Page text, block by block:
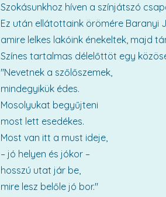
Szokásunkhoz híven a színjátszó
Ez után ellátottaink örömére Baranyi
amire lelkes lakóink énekeltek, majd
Színes tartalmas délelőttöt egy
"Nevetnek a szőlőszemek,
mindegyikük édes.
Mosolyukat begyűjteni
most lett esedékes.
Most van itt a must ideje,
– jó helyen és jókor –
hosszú utat jár be,
mire lesz belőle jó bor."